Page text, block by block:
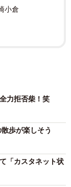
小倉
力拒否柴！笑
歩が楽しそう
「カスタネット状